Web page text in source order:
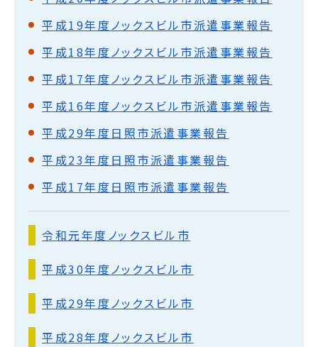
平成19年度ノックスビル市派遣事業報告
平成18年度ノックスビル市派遣事業報告
平成17年度ノックスビル市派遣事業報告
平成16年度ノックスビル市派遣事業報告
平成29年度日照市派遣事業報告
平成23年度日照市派遣事業報告
平成17年度日照市派遣事業報告
令和元年度ノックスビル市
平成30年度ノックスビル市
平成29年度ノックスビル市
平成28年度ノックスビル市